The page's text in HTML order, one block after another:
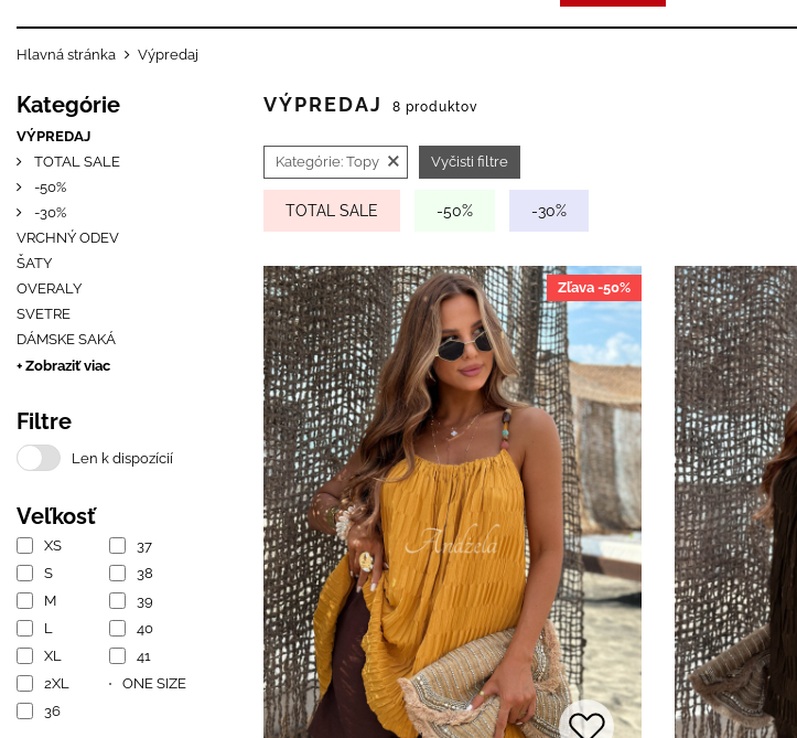
Hlavná stránka Výpredaj
Kategórie
VÝPREDAJ
TOTAL SALE
-50%
-30%
VRCHNÝ ODEV
ŠATY
OVERALY
SVETRE
DÁMSKE SAKÁ
+ Zobraziť viac
Filtre
Len k dispozícií
Veľkosť
XS
S
M
L
XL
2XL
36
37
38
39
40
41
ONE SIZE
VÝPREDAJ 8 produktov
Kategórie: Topy × Vyčisti filtre
TOTAL SALE -50% -30%
Zľava -50%